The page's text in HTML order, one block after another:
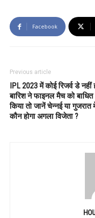
Facebook
Previous article
IPL 2023 में कोई रिजर्व डे नहीं
बारिश ने फाइनल मैच को बाधित
किया तो जानें चेन्नई या गुजरात
कौन होगा अगला विजेता ?